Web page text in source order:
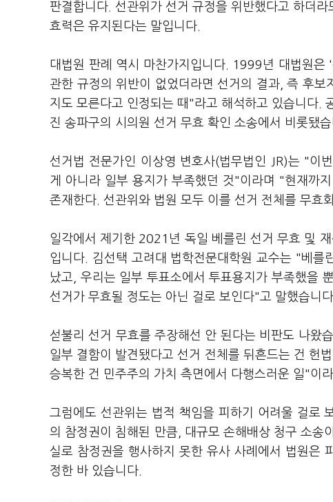
판결합니다. 선관위가 선거 규정을 위반했다고 하더
효력은 유지된다는 말입니다.
대법원 판례 역시 마찬가지입니다. 1999년 대법원은
관한 규정의 위반이 없었더라면 선거의 결과, 즉 후
지도 모른다고 인정되는 때"라고 해석하고 있습니다.
진 송파구의 시의원 선거 무효 확인 소송에서 비롯됐습
선거법 전문가인 이상영 변호사(법무법인 JR)는 "이
게 아니라 일부 용지가 부족했던 것"이라며 "현재까
존재한다. 선관위와 법원 모두 이를 선거 전체를 무효
일각에서 제기한 2021년 독일 베를린 선거 무효 및
입니다. 김선택 고려대 법학전문대학원 교수는 "베를
났고, 우리는 일부 투표소에서 투표용지가 부족했을
선거가 무효될 정도는 아닌 걸로 보인다"고 말했습니다
섣불리 선거 무효를 주장해선 안 된다는 비판도 나왔
일부 결함이 발견됐다고 선거 전체를 뒤흔드는 건 헌
승복한 건 민주주의 가치 측면에서 다행스러운 일"이
그럼에도 선관위는 법적 책임을 피하기 어려울 걸로
의 참정권이 침해된 만큼, 대규모 손해배상 청구 소송
실로 참정권을 행사하지 못한 유사 사례에서 법원은
정한 바 있습니다.